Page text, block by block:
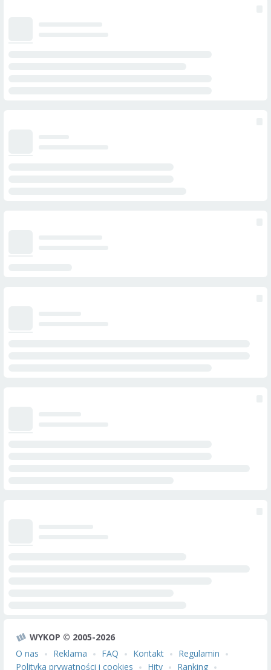
WYKOP © 2005-2026
O nas
Reklama FAQ Kontakt
Regulamin
Polityka prywatności i cookies
Hity Ranking